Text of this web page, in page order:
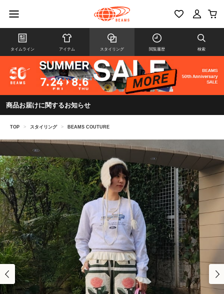
タイムライン アイテム スタイリング 閲覧履歴 検索
商品お届けに関するお知らせ
TOP > スタイリング > BEAMS COUTURE